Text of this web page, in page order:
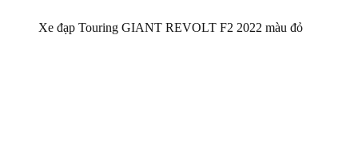
Xe đạp Touring GIANT REVOLT F2 2022 màu đỏ